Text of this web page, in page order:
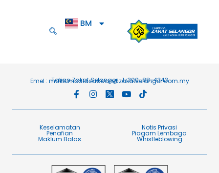
BM
EN
Talian Zakat Selangor : 1-300-88-4343
Emel : maklumbalasaduan@zakatselangor.com.my
Keselamatan Notis Privasi
Penafian​ Piagam Lembaga​
Maklum Balas​ Whistleblowing